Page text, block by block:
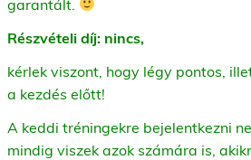
garantált.
Részvételi díj: nincs,
kérlek viszont, hogy légy pontos,
a kezdés előtt!
A keddi tréningekre bejelentkezni
mindig viszek azok számára is,